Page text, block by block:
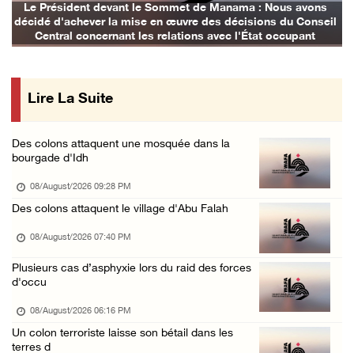
: Nous avons
du Conseil
occupant
Les avions d'occupation continuent de
Lire La Suite
Des colons attaquent une mosquée dans la
bourgade d'Idh
08/August/2026 09:28 PM
Des colons attaquent le village d'Abu Falah
08/August/2026 07:40 PM
Plusieurs cas d’asphyxie lors du raid des forces
d'occu
08/August/2026 06:16 PM
Un colon terroriste laisse son bétail dans les
terres d